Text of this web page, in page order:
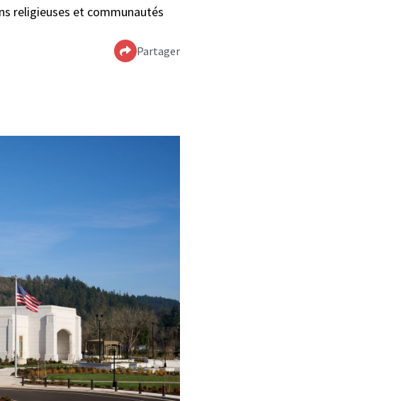
religieuses et communautés
Partager